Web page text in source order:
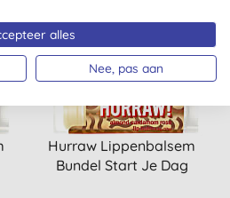
Hurraw Lippenbalsem
Bundel Start Je Dag
alles
Nee, pas aan